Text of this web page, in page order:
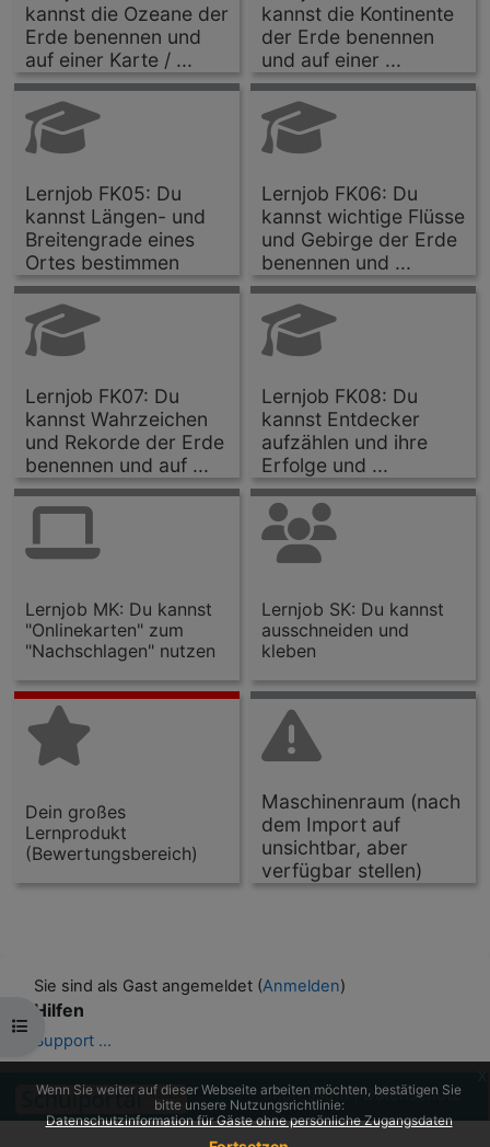
Wenn Sie weiter auf dieser Webseite arbeiten möchten, bestätigen Sie
bitte unsere Nutzungsrichtlinie:
Datenschutzinformation für Gäste ohne persönliche Zugangsdaten
x
Kursindex öffnen
kannst die Ozeane der
Erde benennen und
auf einer Karte / ...
kannst die Kontinente
der Erde benennen
und auf einer ...
Lernjob FK05: Du
kannst Längen- und
Breitengrade eines
Ortes bestimmen
Lernjob FK06: Du
kannst wichtige Flüsse
und Gebirge der Erde
benennen und ...
Lernjob FK07: Du
kannst Wahrzeichen
und Rekorde der Erde
benennen und auf ...
Lernjob FK08: Du
kannst Entdecker
aufzählen und ihre
Erfolge und ...
Lernjob MK: Du kannst
"Onlinekarten" zum
"Nachschlagen" nutzen
Lernjob SK: Du kannst
ausschneiden und
kleben
Dein großes
Lernprodukt
(Bewertungsbereich)
Maschinenraum (nach
dem Import auf
unsichtbar, aber
verfügbar stellen)
Sie sind als Gast angemeldet (Anmelden)
Hilfen
Support ...
Impressum|Datenschutz